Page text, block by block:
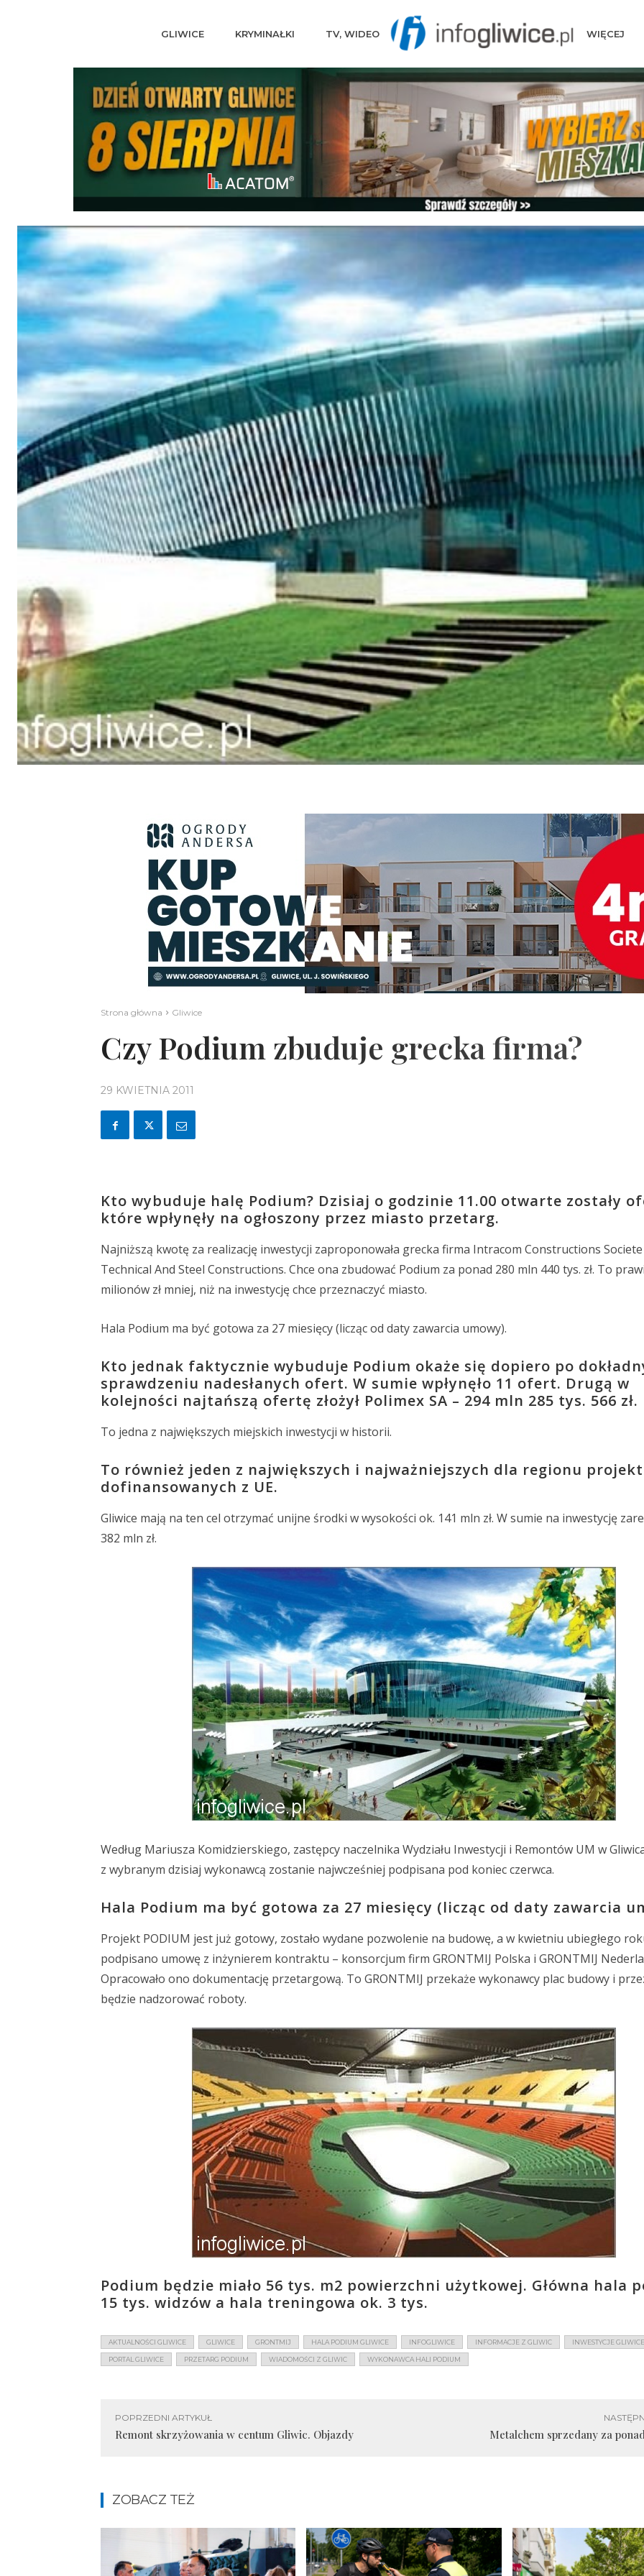
GLIWICE KRYMINAŁKI TV, WIDEO WIĘCEJ
Strona główna Gliwice
Czy Podium zbuduje grecka firma?
29 KWIETNIA 2011
Kto wybuduje halę Podium? Dzisiaj o godzinie 11.00 otwarte zostały
które wpłynęły na ogłoszony przez miasto przetarg.
Najniższą kwotę za realizację inwestycji zaproponowała grecka firma Intracom Constructions
Technical And Steel Constructions. Chce ona zbudować Podium za ponad 280 mln 440 tys. zł. To
milionów zł mniej, niż na inwestycję chce przeznaczyć miasto.
Hala Podium ma być gotowa za 27 miesięcy (licząc od daty zawarcia umowy).
Kto jednak faktycznie wybuduje Podium okaże się dopiero po
sprawdzeniu nadesłanych ofert. W sumie wpłynęło 11 ofert. Drugą w
kolejności najtańszą ofertę złożył Polimex SA – 294 mln 285 tys. 566 zł.
To jedna z największych miejskich inwestycji w historii.
To również jeden z największych i najważniejszych dla regionu
dofinansowanych z UE.
Gliwice mają na ten cel otrzymać unijne środki w wysokości ok. 141 mln zł. W sumie na inwestycję
382 mln zł.
Według Mariusza Komidzierskiego, zastępcy naczelnika Wydziału Inwestycji i Remontów UM w
z wybranym dzisiaj wykonawcą zostanie najwcześniej podpisana pod koniec czerwca.
Hala Podium ma być gotowa za 27 miesięcy (licząc od daty zawarcia
Projekt PODIUM jest już gotowy, zostało wydane pozwolenie na budowę, a w kwietniu ubiegłego
podpisano umowę z inżynierem kontraktu – konsorcjum firm GRONTMIJ Polska i GRONTMIJ
Opracowało ono dokumentację przetargową. To GRONTMIJ przekaże wykonawcy plac budowy i
będzie nadzorować roboty.
Podium będzie miało 56 tys. m2 powierzchni użytkowej. Główna hala
15 tys. widzów a hala treningowa ok. 3 tys.
AKTUALNOŚCI GLIWICE GLIWICE GRONTMIJ HALA PODIUM GLIWICE INFOGLIWICE INFORMACJE Z GLIWIC INWESTYCJE GLIWICE
PORTAL GLIWICE PRZETARG PODIUM WIADOMOŚCI Z GLIWIC WYKONAWCA HALI PODIUM
POPRZEDNI ARTYKUŁ
Remont skrzyżowania w centum Gliwic. Objazdy Metalchem sprzedany za
ZOBACZ TEŻ